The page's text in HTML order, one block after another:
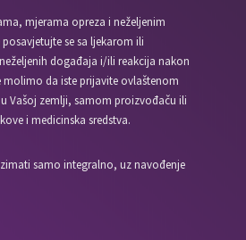
mjerama opreza i neželjenim
se sa ljekarom ili
događaja i/ili reakcija nakon
molimo da iste prijavite ovlaštenom
Vašoj zemlji, samom proizvođaču ili
i medicinska sredstva.
samo integralno, uz navođenje